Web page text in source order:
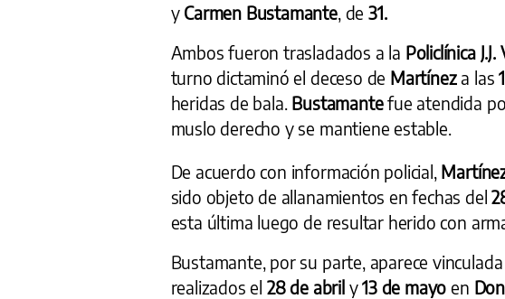
y Carmen Bustamante, de 31.
Ambos fueron trasladados a la Policlínica
turno dictaminó el deceso de Martíneza las
heridas de bala. Bustamantefue atendida
muslo derecho y se mantiene estable.
De acuerdo con información policial,
sido objeto de allanamientos en fechas del
esta última luego de resultar herido con
Bustamante, por su parte, aparece
realizados el 28 de abrily13 de mayo en